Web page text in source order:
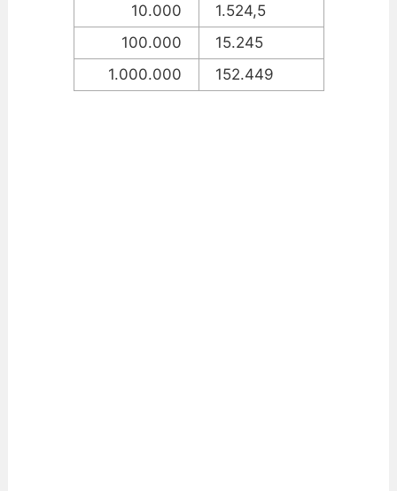
10.000
1.524,5
100.000
15.245
1.000.000
152.449